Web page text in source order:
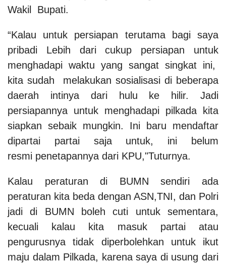
Wakil Bupati.
“Kalau untuk persiapan terutama bagi saya
pribadi Lebih dari cukup persiapan untuk
menghadapi waktu yang sangat singkat ini,
kita sudah melakukan sosialisasi di beberapa
daerah intinya dari hulu ke hilir. Jadi
persiapannya untuk menghadapi pilkada kita
siapkan sebaik mungkin. Ini baru mendaftar
dipartai partai saja untuk, ini belum
resmi penetapannya dari KPU,"Tuturnya.
Kalau peraturan di BUMN sendiri ada
peraturan kita beda dengan ASN,TNI, dan Polri
jadi di BUMN boleh cuti untuk sementara,
kecuali kalau kita masuk partai atau
pengurusnya tidak diperbolehkan untuk ikut
maju dalam Pilkada, karena saya di usung dari